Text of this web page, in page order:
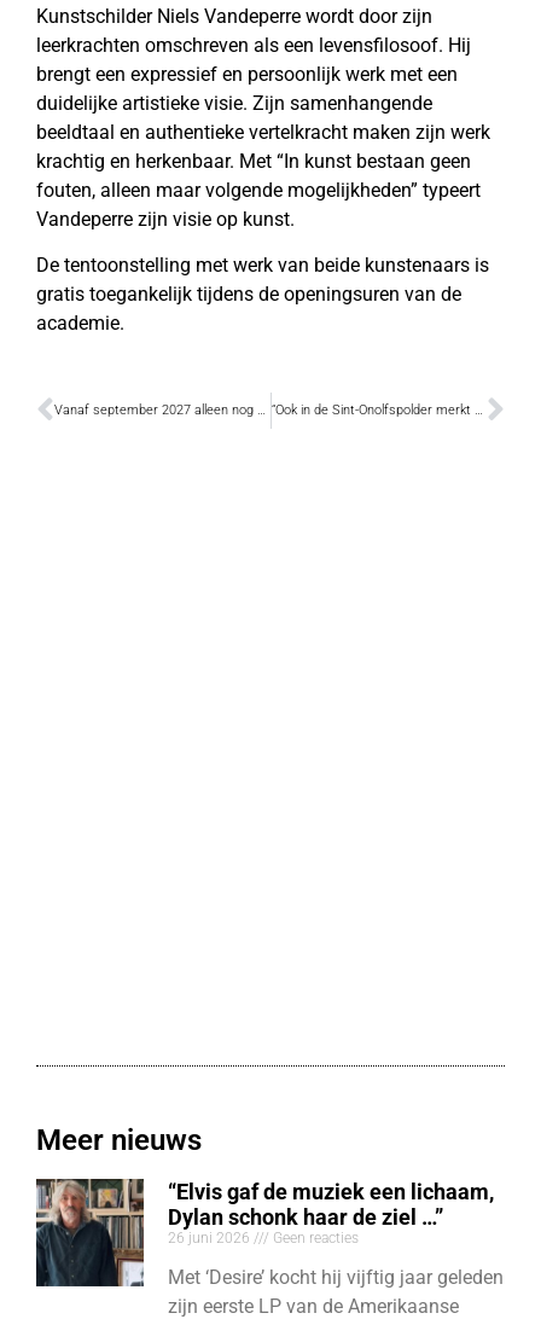
Kunstschilder Niels Vandeperre wordt door zijn
leerkrachten omschreven als een levensfilosoof. Hij
brengt een expressief en persoonlijk werk met een
duidelijke artistieke visie. Zijn samenhangende
beeldtaal en authentieke vertelkracht maken zijn werk
krachtig en herkenbaar. Met “In kunst bestaan geen
fouten, alleen maar volgende mogelijkheden” typeert
Vandeperre zijn visie op kunst.
De tentoonstelling met werk van beide kunstenaars is
gratis toegankelijk tijdens de openingsuren van de
academie.
Vanaf september 2027 alleen nog weekenddiensten in de O.-L.-Vrouwekerk en in Sint-Egidius intra muros “Ook in de Sint-Onolfspolder merkt men dat steeds meer open ruimte onder druk staat”
Meer nieuws
“Elvis gaf de muziek een lichaam,
Dylan schonk haar de ziel …”
26 juni 2026 Geen reacties
Met ‘Desire’ kocht hij vijftig jaar geleden
zijn eerste LP van de Amerikaanse